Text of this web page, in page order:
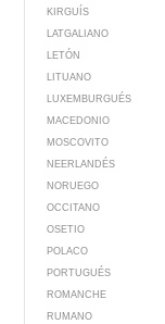
KIRGUÍS
LATGALIANO
LETÓN
LITUANO
LUXEMBURGUÉS
MACEDONIO
MOSCOVITO
NEERLANDÉS
NORUEGO
OCCITANO
OSETIO
POLACO
PORTUGUÉS
ROMANCHE
RUMANO